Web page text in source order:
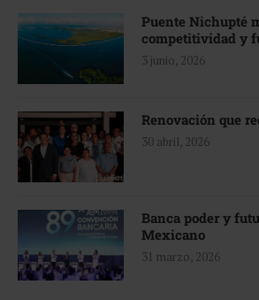
Puente Nichupté
competitividad y
3 junio, 2026
Renovación que
30 abril, 2026
Banca poder y
Mexicano
31 marzo, 2026